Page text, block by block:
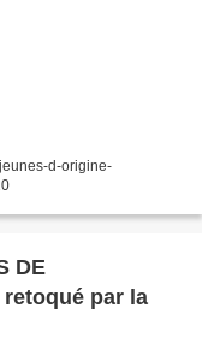
d-origine-
DE
retoqué par la